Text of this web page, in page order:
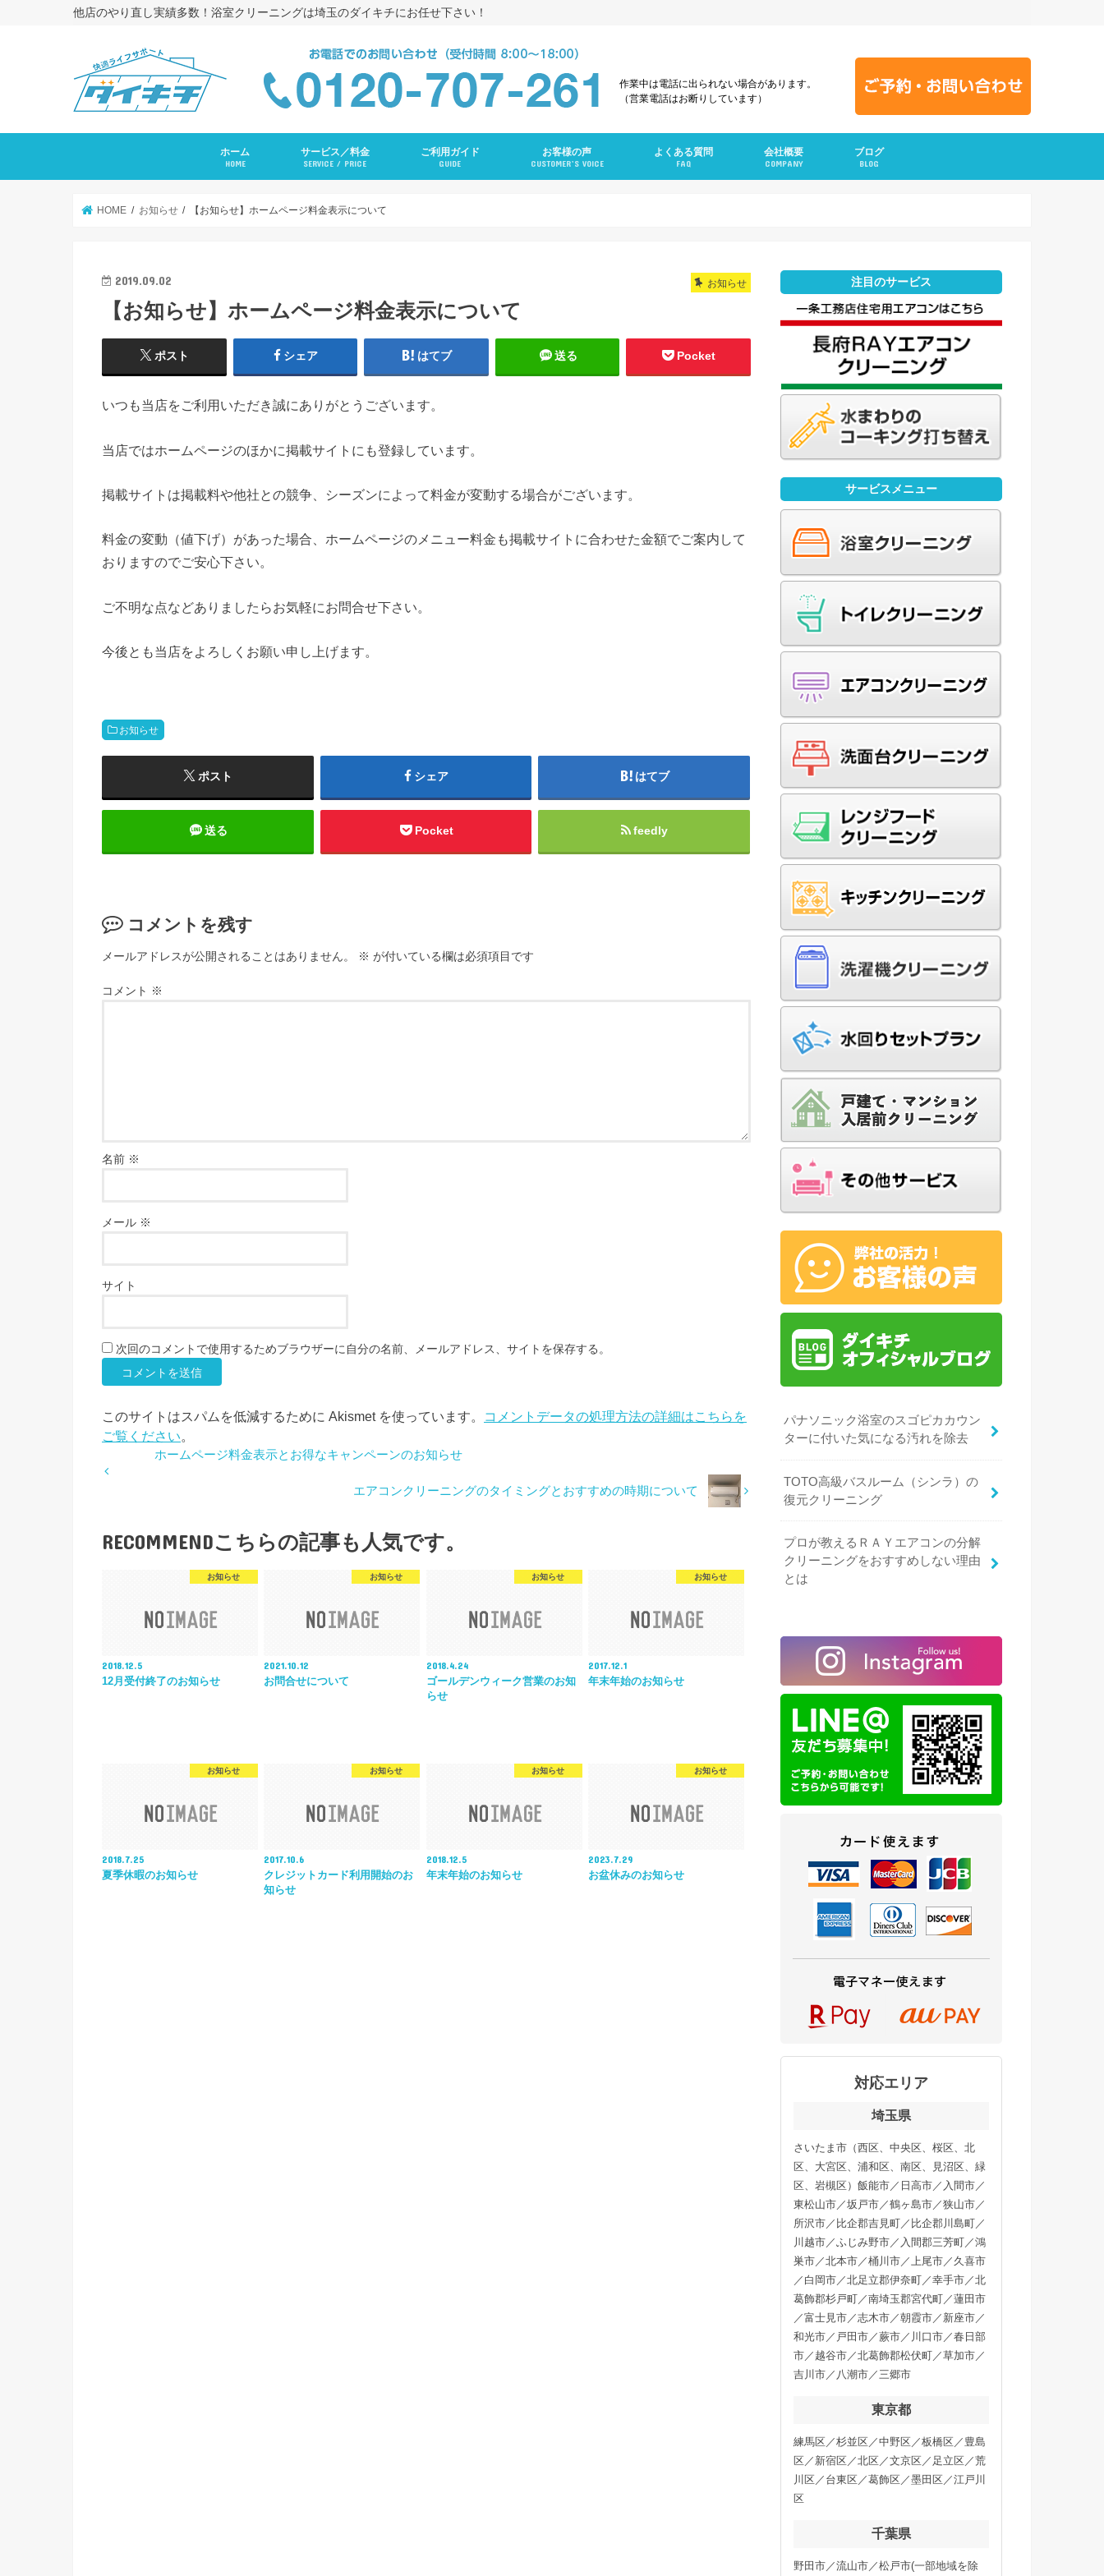
他店のやり直し実績多数！浴室クリーニングは埼玉のダイキチにお任せ下さい！
作業中は電話に出られない場合があります。
（営業電話はお断りしています）
ホーム
HOME
サービス／料金
SERVICE / PRICE
ご利用ガイド
GUIDE
お客様の声
CUSTOMER’S VOICE
よくある質問
FAQ
会社概要
COMPANY
ブログ
BLOG
HOME お知らせ 【お知らせ】ホームページ料金表示について
お知らせ
2019.09.02
【お知らせ】ホームページ料金表示について
ポスト シェア はてブ 送る Pocket
いつも当店をご利用いただき誠にありがとうございます。
当店ではホームページのほかに掲載サイトにも登録しています。
掲載サイトは掲載料や他社との競争、シーズンによって料金が変動する場合がございます。
料金の変動（値下げ）があった場合、ホームページのメニュー料金も掲載サイトに合わせた金額でご案内して
おりますのでご安心下さい。
ご不明な点などありましたらお気軽にお問合せ下さい。
今後とも当店をよろしくお願い申し上げます。
お知らせ
ポスト シェア はてブ
送る Pocket feedly
コメントを残す
メールアドレスが公開されることはありません。 ※ が付いている欄は必須項目です
コメント ※
名前 ※
メール ※
サイト
次回のコメントで使用するためブラウザーに自分の名前、メールアドレス、サイトを保存する。
このサイトはスパムを低減するために Akismet を使っています。
コメントデータの処理方法の詳細はこちらを
ご覧ください。
ホームページ料金表示とお得なキャンペーンのお知らせ
エアコンクリーニングのタイミングとおすすめの時期について
RECOMMENDこちらの記事も人気です。
お知らせ
2018.12.5
12月受付終了のお知らせ
お知らせ
2021.10.12
お問合せについて
お知らせ
2018.4.24
ゴールデンウィーク営業のお知
らせ
お知らせ
2017.12.1
年末年始のお知らせ
お知らせ
2018.7.25
夏季休暇のお知らせ
お知らせ
2017.10.6
クレジットカード利用開始のお
知らせ
お知らせ
2018.12.5
年末年始のお知らせ
お知らせ
2023.7.29
お盆休みのお知らせ
注目のサービス
サービスメニュー
パナソニック浴室のスゴピカカウン
ターに付いた気になる汚れを除去
TOTO高級バスルーム（シンラ）の
復元クリーニング
プロが教えるＲＡＹエアコンの分解
クリーニングをおすすめしない理由
とは
対応エリア
埼玉県
さいたま市（西区、中央区、桜区、北
区、大宮区、浦和区、南区、見沼区、緑
区、岩槻区）飯能市／日高市／入間市／
東松山市／坂戸市／鶴ヶ島市／狭山市／
所沢市／比企郡吉見町／比企郡川島町／
川越市／ふじみ野市／入間郡三芳町／鴻
巣市／北本市／桶川市／上尾市／久喜市
／白岡市／北足立郡伊奈町／幸手市／北
葛飾郡杉戸町／南埼玉郡宮代町／蓮田市
／富士見市／志木市／朝霞市／新座市／
和光市／戸田市／蕨市／川口市／春日部
市／越谷市／北葛飾郡松伏町／草加市／
吉川市／八潮市／三郷市
東京都
練馬区／杉並区／中野区／板橋区／豊島
区／新宿区／北区／文京区／足立区／荒
川区／台東区／葛飾区／墨田区／江戸川
区
千葉県
野田市／流山市／松戸市(一部地域を除